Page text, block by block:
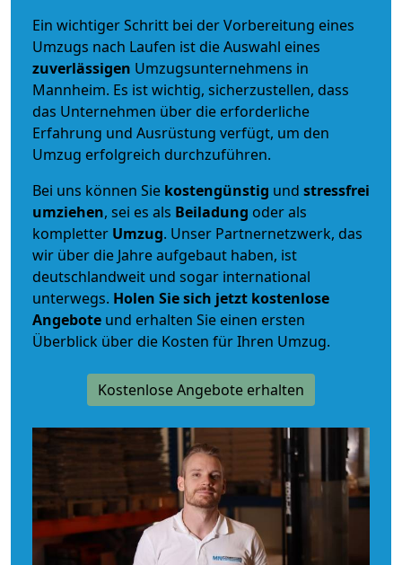
Ein wichtiger Schritt bei der Vorbereitung eines
Umzugs nach Laufen ist die Auswahl eines
zuverlässigen Umzugsunternehmens in
Mannheim. Es ist wichtig, sicherzustellen, dass
das Unternehmen über die erforderliche
Erfahrung und Ausrüstung verfügt, um den
Umzug erfolgreich durchzuführen.
Bei uns können Sie kostengünstig und stressfrei
umziehen, sei es als Beiladung oder als
kompletter Umzug. Unser Partnernetzwerk, das
wir über die Jahre aufgebaut haben, ist
deutschlandweit und sogar international
unterwegs. Holen Sie sich jetzt kostenlose
Angebote und erhalten Sie einen ersten
Überblick über die Kosten für Ihren Umzug.
Kostenlose Angebote erhalten